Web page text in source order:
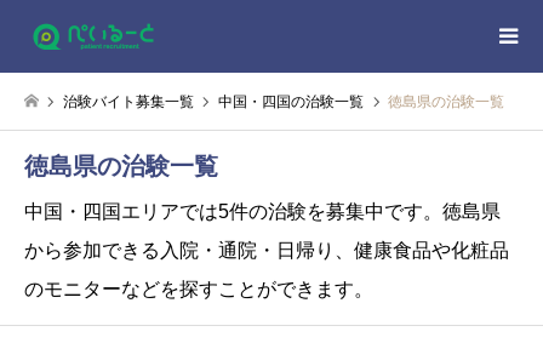
治験バイト募集一覧 中国・四国の治験一覧 徳島県の治験一覧
徳島県の治験一覧
中国・四国エリアでは5件の治験を募集中です。 徳島県
から参加できる入院・通院・日帰り、健康食品や化粧品
のモニターなどを探すことができます。